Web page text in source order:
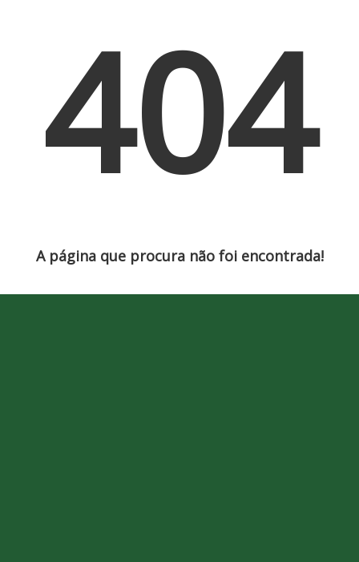
404
A página que procura não foi encontrada!